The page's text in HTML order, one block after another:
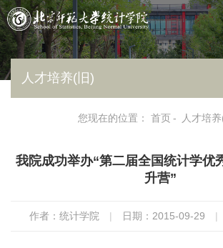
人才培养(旧)
您现在的位置： 首页- 人才培
我院成功举办“第二届全国统计学优
升营”
作者：统计学院 | 日期：2015-09-29 |